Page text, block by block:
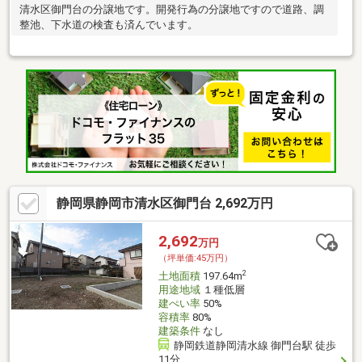
清水区御門台の分譲地です。開発行為の分譲地ですので道路、調
整池、下水道の検査も済んでいます。
静岡県静岡市清水区御門台 2,692万円
2,692万円
（坪単価:45万円）
土地面積197.64m2
用途地域１種低層
建ぺい率50%
容積率80%
建築条件なし
静岡鉄道静岡清水線 御門台駅 徒歩
11分